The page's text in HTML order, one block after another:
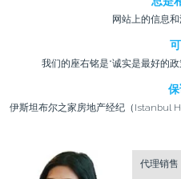
网站上的信息
我们的座右铭是“诚实是最好的
伊斯坦布尔之家房地产经纪（Istanbul
代理销售